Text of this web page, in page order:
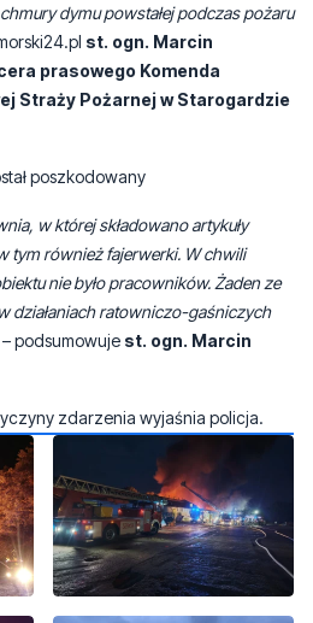
dymu powstałej podczas pożaru
st. ogn. Marcin
prasowego Komenda
Straży Pożarnej w Starogardzie
poszkodowany
w której składowano artykuły
tym również fajerwerki. W chwili
nie było pracowników. Żaden ze
działaniach ratowniczo-gaśniczych
– podsumowuje st. ogn. Marcin
zdarzenia wyjaśnia policja.